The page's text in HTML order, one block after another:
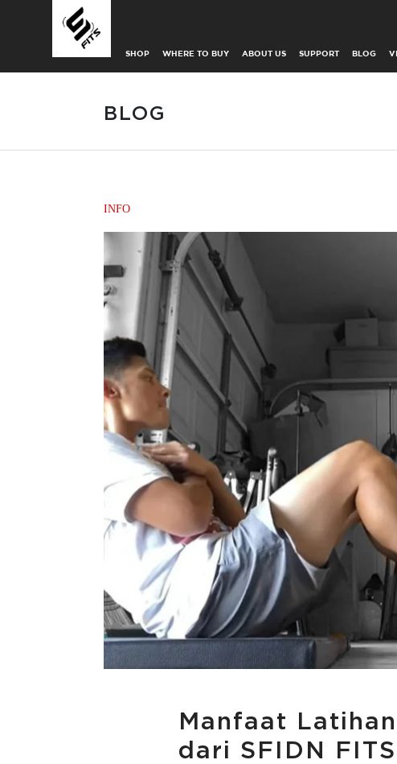
SHOP WHERE TO BUY ABOUT US SUPPORT BLOG
BLOG
INFO
Manfaat
dari SFIDN FITS